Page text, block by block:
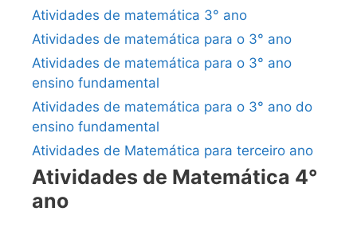
Atividades de matemática 3° ano
Atividades de matemática para o 3° ano
Atividades de matemática para o 3° ano
ensino fundamental
Atividades de matemática para o 3° ano do
ensino fundamental
Atividades de Matemática para terceiro ano
Atividades de Matemática 4°
ano